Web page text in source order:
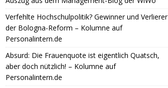
Verfehlte Hochschulpolitik? Gewinner und Verlierer
der Bologna-Reform – Kolumne auf
Personalintern.de
Absurd: Die Frauenquote ist eigentlich Quatsch,
aber doch nützlich! – Kolumne auf
Personalintern.de